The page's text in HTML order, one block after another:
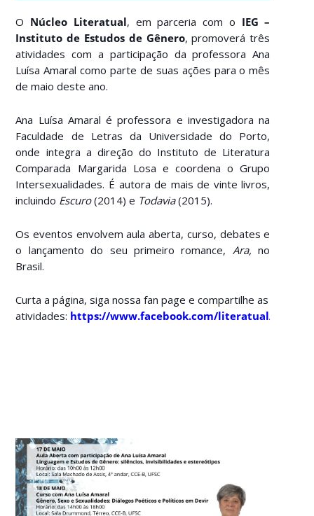
O Núcleo Literatual, em parceria com o IEG –
Instituto de Estudos de Gênero, promoverá três
atividades com a participação da professora Ana
Luísa Amaral como parte de suas ações para o mês
de maio deste ano.
Ana Luísa Amaral é professora e investigadora na
Faculdade de Letras da Universidade do Porto,
onde integra a direção do Instituto de Literatura
Comparada Margarida Losa e coordena o Grupo
Intersexualidades. É autora de mais de vinte livros,
incluindo Escuro(2014) e Todavia(2015).
Os eventos envolvem aula aberta, curso, debates e
o lançamento do seu primeiro romance, Ara, no
Brasil.
Curta a página, siga nossa fan page e compartilhe as
atividades: https://www.facebook.com/literatual/